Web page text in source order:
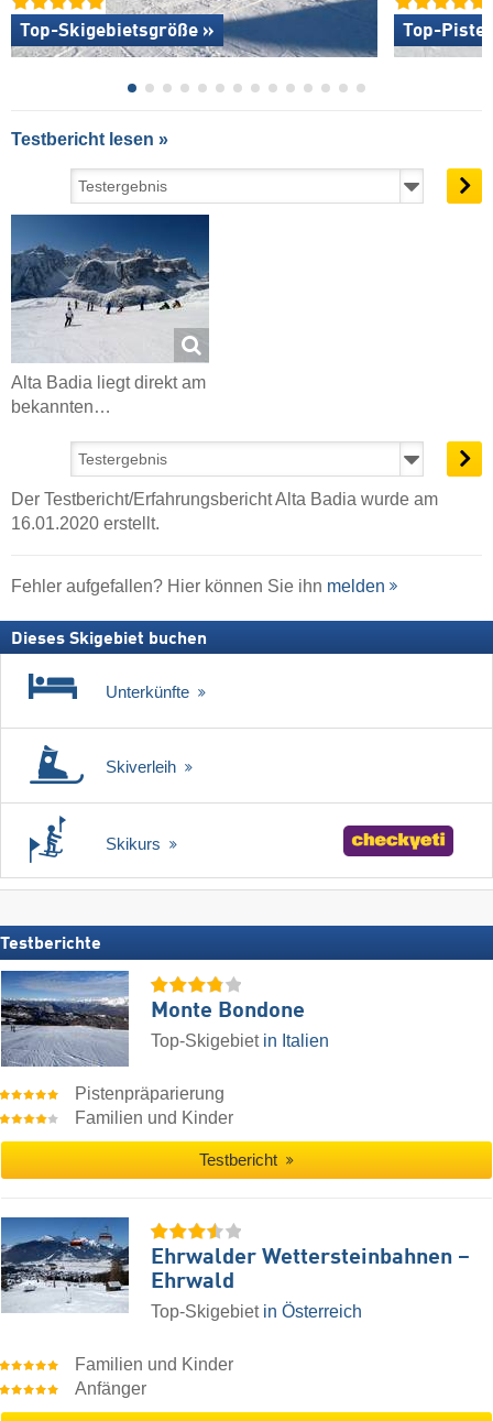
Top-Skigebietsgröße » Top-
Testbericht lesen »
Alta Badia liegt direkt am
bekannten…
Der Testbericht/Erfahrungsbericht Alta Badia wurde am
16.01.2020 erstellt.
Fehler aufgefallen? Hier können Sie ihn melden
Dieses Skigebiet buchen
Unterkünfte
Skiverleih
Skikurs
Testberichte
Monte Bondone
Top-Skigebiet in Italien
Pistenpräparierung
Familien und Kinder
Testbericht
Ehrwalder Wettersteinbahnen –
Ehrwald
Top-Skigebiet in Österreich
Familien und Kinder
Anfänger